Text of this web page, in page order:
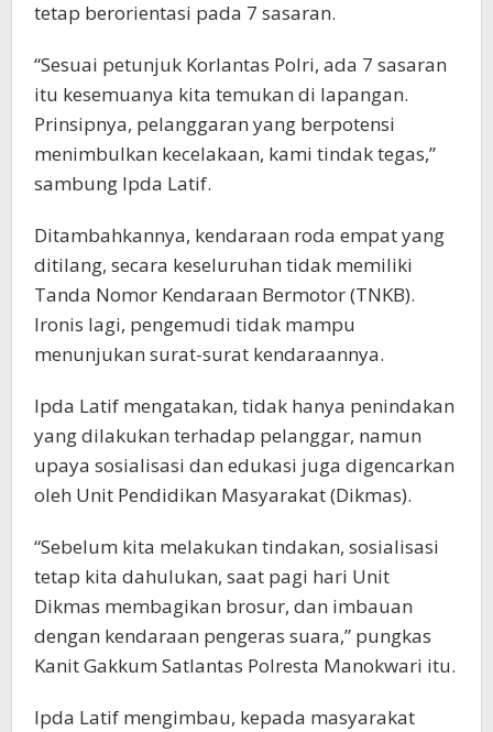
tetap berorientasi pada 7 sasaran.
“Sesuai petunjuk Korlantas Polri, ada 7 sasaran
itu kesemuanya kita temukan di lapangan.
Prinsipnya, pelanggaran yang berpotensi
menimbulkan kecelakaan, kami tindak tegas,”
sambung Ipda Latif.
Ditambahkannya, kendaraan roda empat yang
ditilang, secara keseluruhan tidak memiliki
Tanda Nomor Kendaraan Bermotor (TNKB).
Ironis lagi, pengemudi tidak mampu
menunjukan surat-surat kendaraannya.
Ipda Latif mengatakan, tidak hanya penindakan
yang dilakukan terhadap pelanggar, namun
upaya sosialisasi dan edukasi juga digencarkan
oleh Unit Pendidikan Masyarakat (Dikmas).
“Sebelum kita melakukan tindakan, sosialisasi
tetap kita dahulukan, saat pagi hari Unit
Dikmas membagikan brosur, dan imbauan
dengan kendaraan pengeras suara,” pungkas
Kanit Gakkum Satlantas Polresta Manokwari itu.
Ipda Latif mengimbau, kepada masyarakat